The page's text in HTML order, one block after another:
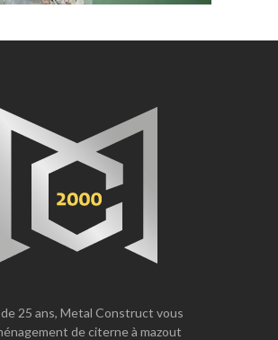
25 ans, Metal Construct vous
de citerne à mazout